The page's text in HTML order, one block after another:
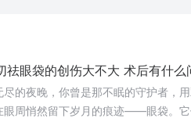
祛眼袋的创伤大不大 术后有什么
尽的夜晚，你曾是那不眠的守护者，
眼周悄然留下岁月的痕迹——眼袋。它